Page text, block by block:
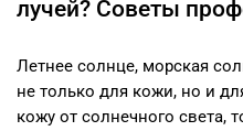
лучей? Советы
Летнее солнце, морская
не только для кожи, но и
кожу от солнечного света,